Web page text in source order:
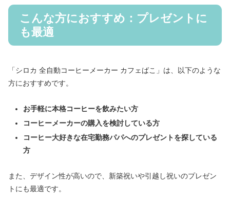
こんな方におすすめ：プレゼントに
も最適
「シロカ 全自動コーヒーメーカー カフェばこ」は、以下のような
方におすすめです。
お手軽に本格コーヒーを飲みたい方
コーヒーメーカーの購入を検討している方
コーヒー大好きな在宅勤務パパへのプレゼントを探している
方
また、デザイン性が高いので、新築祝いや引越し祝いのプレゼン
トにも最適です。